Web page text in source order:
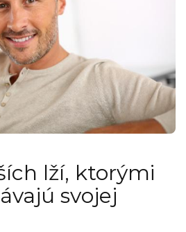
lží, ktorými
svojej